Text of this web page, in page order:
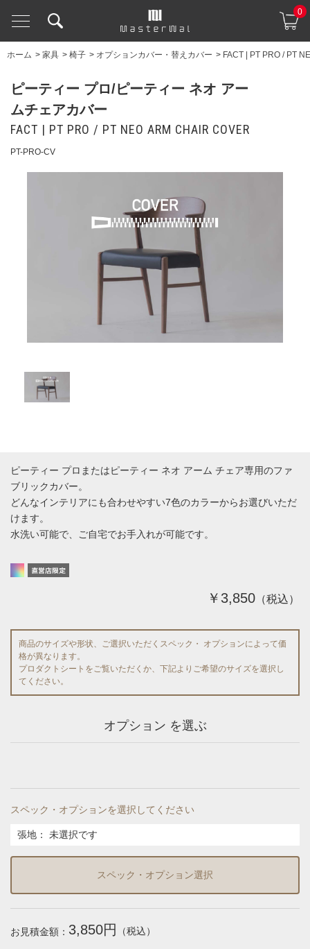
0
ホーム > 家具 > 椅子 > オプションカバー・替えカバー > FACT | PT PRO / PT
ピーティー プロ/ピーティー ネオ アー
ムチェアカバー
FACT | PT PRO / PT NEO ARM CHAIR COVER
PT-PRO-CV
ピーティー プロまたはピーティー ネオ アーム チェア専用のファ
ブリックカバー。
どんなインテリアにも合わせやすい7色のカラーからお選びいただ
けます。
水洗い可能で、ご自宅でお手入れが可能です。
￥3,850 （税込）
商品のサイズや形状、ご選択いただくスペック・ オプションによって価
格が異なります。
プロダクトシートをご覧いただくか、下記よりご希望のサイズを選択し
てください。
オプション を選ぶ
スペック・オプションを選択してください
張地 ： 未選択です
スペック・オプション選択
お見積金額： 3,850円 （税込）